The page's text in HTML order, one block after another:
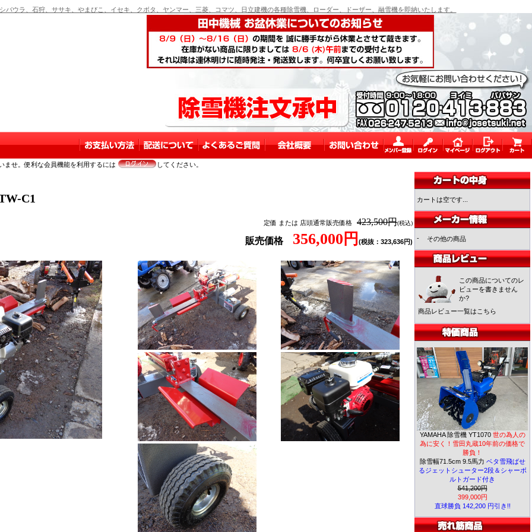
ラ、石狩、ササキ、やまびこ、イセキ、クボタ、ヤンマー、三菱、コマツ、日立建機の各種除雪機、ローダー、ドーザー、融雪機を即納いたします。
ませ。便利な会員機能を利用するには してください。
C1
定価 または 店頭通常販売価格 423,500円(税込)
販売価格 356,000円 (税抜：323,636円)
カートは空です...
- その他の商品
この商品についてのレ
ビューを書きません
か?
商品レビュー一覧はこちら
YAMAHA 除雪機 YT1070 世の為人の
為に安く！雪田丸蔵10年前の価格で
勝負！
除雪幅71.5cm 9.5馬力 ベタ雪飛ばせ
るジェットシューター2段＆シャーボ
ルトガード付き
541,200円
399,000円
直球勝負 142,200 円引き!!